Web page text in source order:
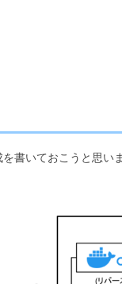
書いておこうと思い